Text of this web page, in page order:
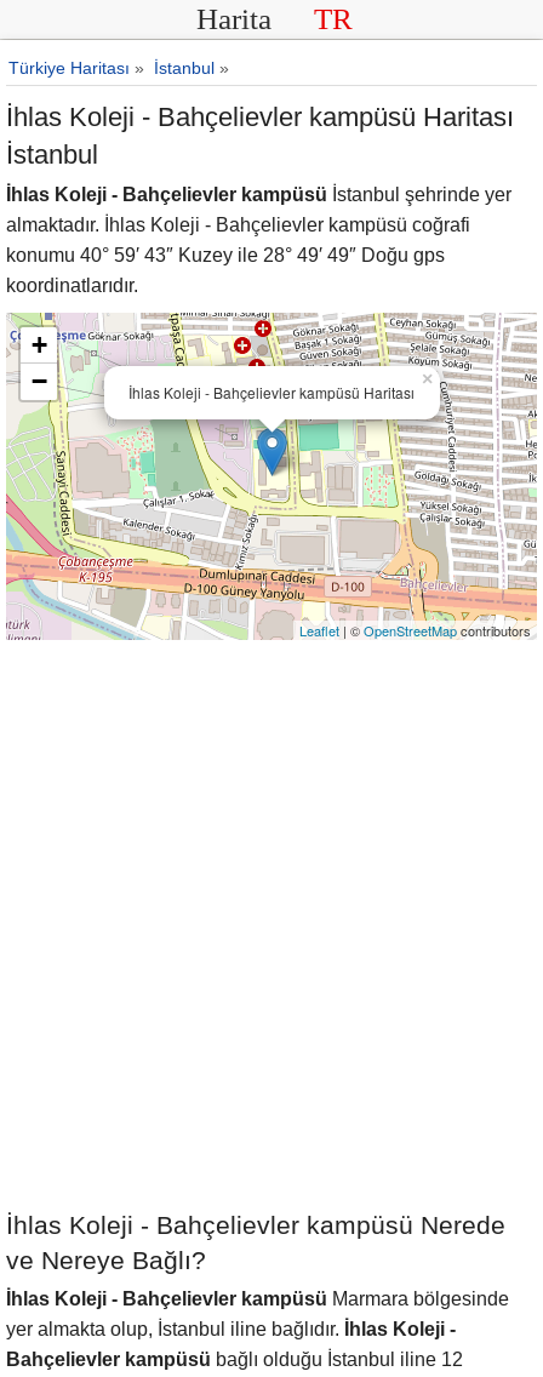
Harita TR
Türkiye Haritası » İstanbul »
İhlas Koleji - Bahçelievler kampüsü Haritası
İstanbul
İhlas Koleji - Bahçelievler kampüsü İstanbul şehrinde yer
almaktadır. İhlas Koleji - Bahçelievler kampüsü coğrafi
konumu 40° 59′ 43″ Kuzey ile 28° 49′ 49″ Doğu gps
koordinatlarıdır.
İhlas Koleji - Bahçelievler kampüsü Haritası
×
+
−
Leaflet | ©OpenStreetMapcontributors
İhlas Koleji - Bahçelievler kampüsü Nerede
ve Nereye Bağlı?
İhlas Koleji - Bahçelievler kampüsü Marmara bölgesinde
yer almakta olup, İstanbul iline bağlıdır.
İhlas Koleji -
Bahçelievler kampüsü bağlı olduğu İstanbul iline 12